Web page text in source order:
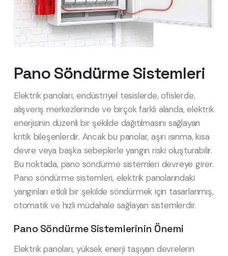
Pano Söndürme Sistemleri
Elektrik panoları, endüstriyel tesislerde, ofislerde,
alışveriş merkezlerinde ve birçok farklı alanda, elektrik
enerjisinin düzenli bir şekilde dağıtılmasını sağlayan
kritik bileşenlerdir. Ancak bu panolar, aşırı ısınma, kısa
devre veya başka sebeplerle yangın riski oluşturabilir.
Bu noktada, pano söndürme sistemleri devreye girer.
Pano söndürme sistemleri, elektrik panolarındaki
yangınları etkili bir şekilde söndürmek için tasarlanmış,
otomatik ve hızlı müdahale sağlayan sistemlerdir.
Pano Söndürme Sistemlerinin Önemi
Elektrik panoları, yüksek enerji taşıyan devrelerin